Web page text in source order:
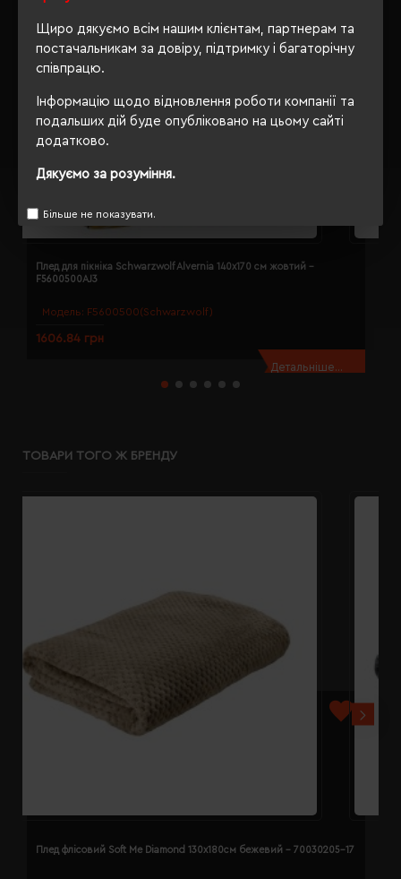
Щиро дякуємо всім нашим клієнтам, партнерам та
постачальникам за довіру, підтримку і багаторічну
співпрацю.
Інформацію щодо відновлення роботи компанії та
подальших дій буде опубліковано на цьому сайті
додатково.
Дякуємо за розуміння.
Більше не показувати.
Модель: F5600500(Schwarzwolf)
Плед для пікніка Schwarzwolf Alvernia 140х170 см жовтий -
F5600500AJ3
1606.84 грн
Детальніше...
ТОВАРИ ТОГО Ж БРЕНДУ
Плед флісовий Soft Me Diamond 130х180см бежевий - 70030205-17